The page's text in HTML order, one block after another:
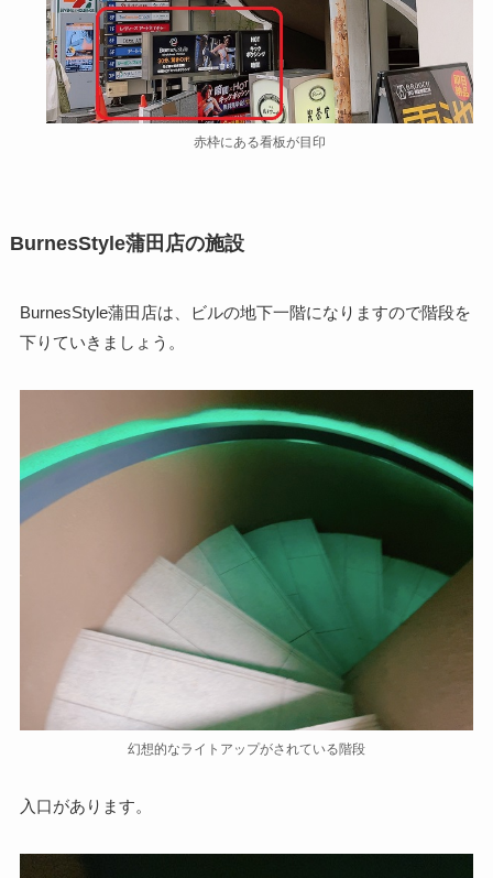
赤枠にある看板が目印
BurnesStyle蒲田店の施設
BurnesStyle蒲田店は、ビルの地下一階になりますので階段を
下りていきましょう。
幻想的なライトアップがされている階段
入口があります。